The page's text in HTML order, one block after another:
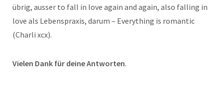
übrig, ausser to fall in love again and again, also falling in
love als Lebenspraxis, darum – Everything is romantic
(Charli xcx).
Vielen Dank für deine Antworten.